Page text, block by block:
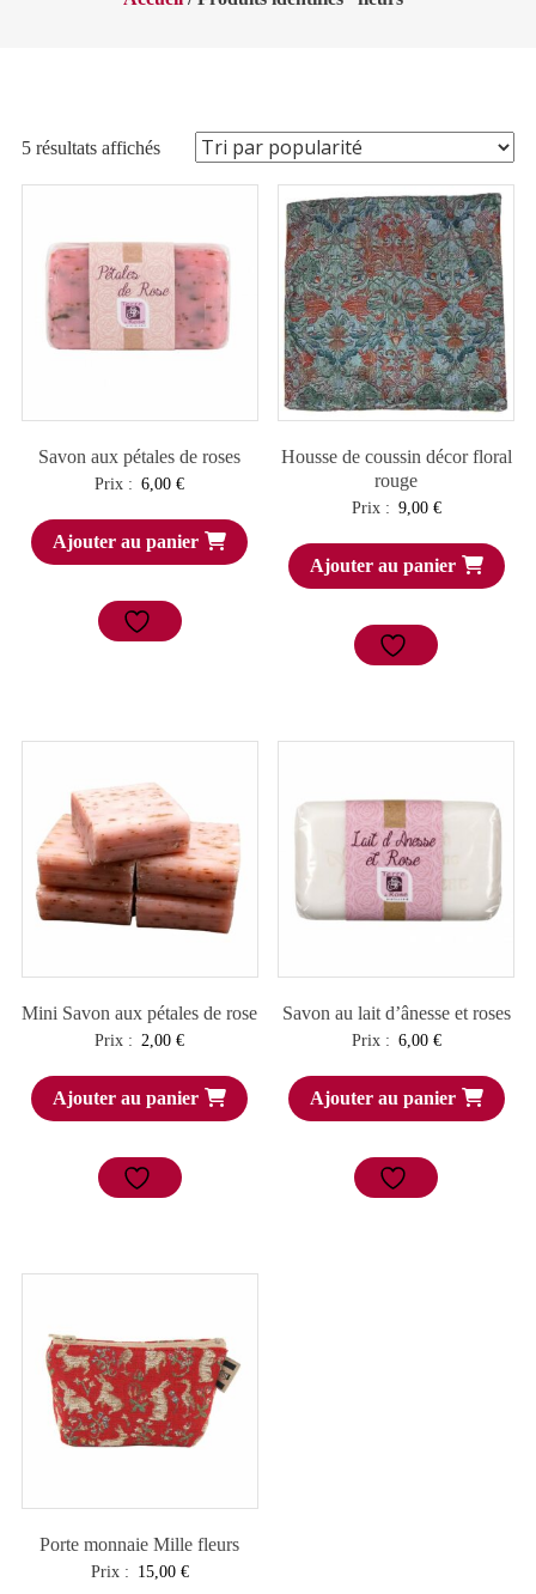
5 résultats affichésTrié
par
Savon aux pétales de roses
Prix : 6,00€
Ajouter au panier
Housse de coussin décor floral
rouge
Prix : 9,00 €
Ajouter au panier
Mini Savon aux pétales de rose
Prix : 2,00€
Ajouter au panier
Savon au lait d’ânesse et roses
Prix : 6,00 €
Ajouter au panier
Porte monnaie Mille fleurs
Prix : 15,00 €